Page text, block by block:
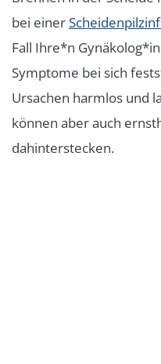
bei einer
Fall Ihre*n
Symptome bei sich
Ursachen harmlos und
können aber auch
dahinterstecken.